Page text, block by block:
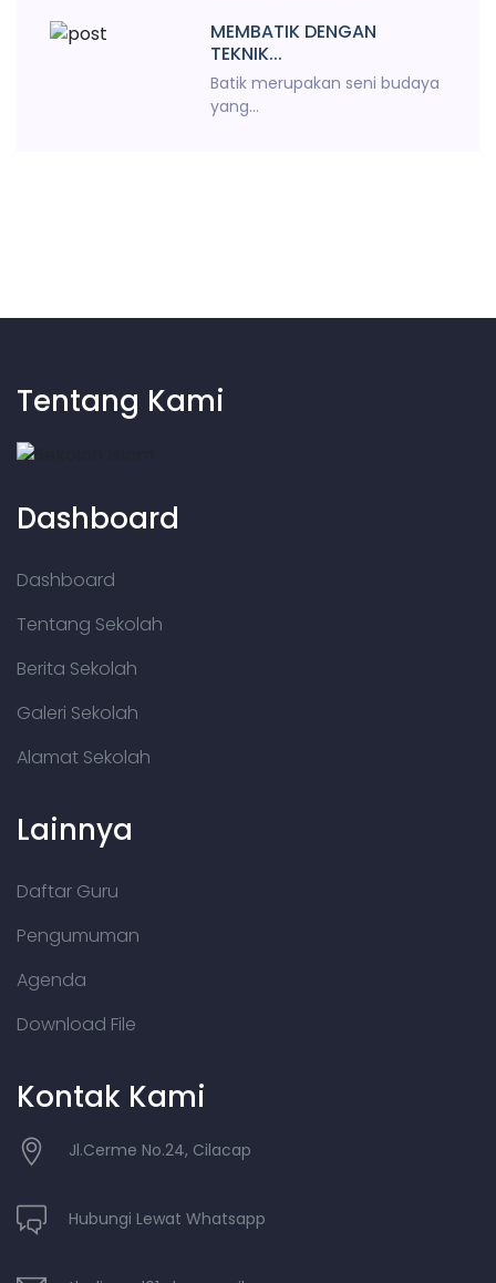
MEMBATIK DENGAN
TEKNIK...
Batik merupakan seni budaya
yang...
Tentang Kami
Dashboard
Dashboard
Tentang Sekolah
Berita Sekolah
Galeri Sekolah
Alamat Sekolah
Lainnya
Daftar Guru
Pengumuman
Agenda
Download File
Kontak Kami
Jl.Cerme No.24, Cilacap
Hubungi Lewat Whatsapp